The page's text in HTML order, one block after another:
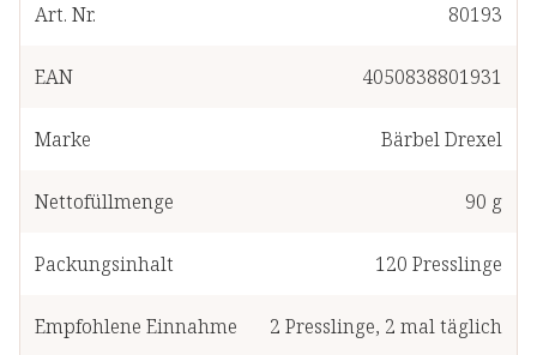
Art. Nr. 80193
EAN 4050838801931
Marke Bärbel Drexel
Nettofüllmenge 90 g
Packungsinhalt 120 Presslinge
Empfohlene Einnahme 2 Presslinge, 2 mal täglich